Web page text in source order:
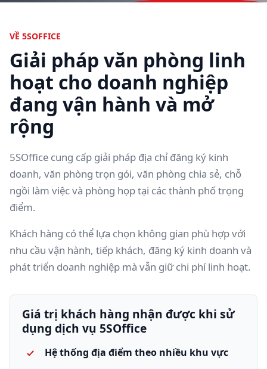
VỀ 5SOFFICE
Giải pháp văn phòng linh
hoạt cho doanh nghiệp
đang vận hành và mở
rộng
5SOffice cung cấp giải pháp địa chỉ đăng ký kinh
doanh, văn phòng trọn gói, văn phòng chia sẻ, chỗ
ngồi làm việc và phòng họp tại các thành phố trọng
điểm.
Khách hàng có thể lựa chọn không gian phù hợp với
nhu cầu vận hành, tiếp khách, đăng ký kinh doanh và
phát triển doanh nghiệp mà vẫn giữ chi phí linh hoạt.
Giá trị khách hàng nhận được khi sử
dụng dịch vụ 5SOffice
Hệ thống địa điểm theo nhiều khu vực